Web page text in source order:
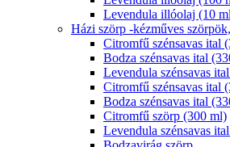
Levendula illóolaj (10
Házi szörp -kézműves
Citromfű szénsavas ital
Bodza szénsavas ital
Levendula szénsavas
Citromfű szénsavas ital
Bodza szénsavas ital
Citromfű szörp (300 ml)
Levendula szénsavas